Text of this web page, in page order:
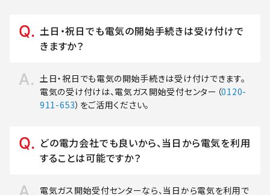
土日・祝日でも電気の開始手続きは受け付けで
きますか？
土日・祝日でも電気の開始手続きは受け付けできます。
電気の受け付けは、電気ガス開始受付センター（0120-
911-653）をご活用ください。
どの電力会社でも良いから、当日から電気を利用
することは可能ですか？
電気ガス開始受付センターなら、当日から電気を利用で